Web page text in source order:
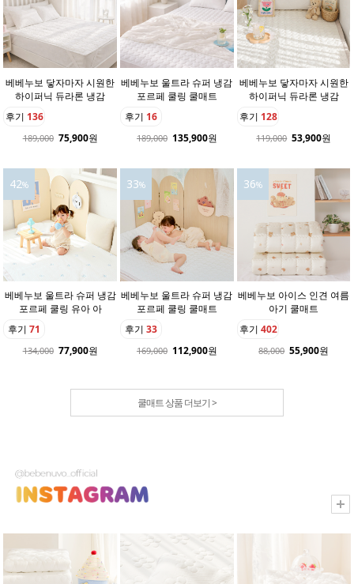
베베누보 닿자마자 시원한
하이퍼닉 듀라론 냉감
후기 136
189,000 75,900원
베베누보 울트라 슈퍼 냉감
포르페 쿨링 쿨매트
후기 16
189,000 135,900원
베베누보 닿자마자 시원한
하이퍼닉 듀라론 냉감
후기 128
119,000 53,900원
42%
베베누보 울트라 슈퍼 냉감
포르페 쿨링 유아 아
후기71
134,000 77,900원
33%
베베누보 울트라 슈퍼 냉감
포르페 쿨링 쿨매트
후기33
169,000 112,900원
36%
베베누보 아이스 인견 여름
아기 쿨매트
후기 402
88,000 55,900원
쿨매트 상품 더보기 >